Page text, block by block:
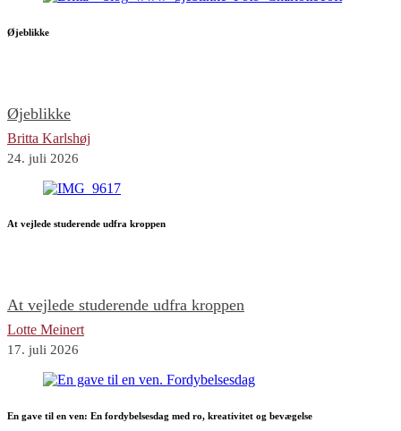
Øjeblikke
Øjeblikke
Britta Karlshøj
24. juli 2026
At vejlede studerende udfra kroppen
At vejlede studerende udfra kroppen
Lotte Meinert
17. juli 2026
En gave til en ven: En fordybelsesdag med ro, kreativitet og bevægelse